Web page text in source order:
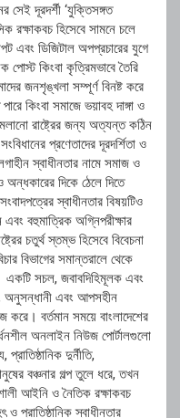
সেই দূরদর্শী ‘যুক্তিসঙ্গত
রক্ষাকবচ হিসেবে সামনে চলে
এবং ডিজিটাল অপপ্রচারের যুগে
পোস্ট কিংবা কৃত্রিমভাবে তৈরি
জনশৃঙ্খলা সম্পূর্ণ বিনষ্ট করে
কিংবা সমাজে ভয়াবহ দাঙ্গা ও
রাষ্ট্রের জন্য অত্যন্ত কঠিন
প্রণেতাদের দূরদর্শিতা ও
স্বাধীনতার নামে সমাজ ও
দিকে ঠেলে দিতে
স্বাধীনতার বিষয়টিও
বহুমাত্রিক অগ্নিপরীক্ষার
চতুর্থ স্তম্ভ হিসেবে বিবেচনা
বিভাগের সমান্তরালে থেকে
একটি সচল, জবাবদিহিমূলক এবং
অনুসন্ধানী এবং আপসহীন
করে। বর্তমান সময়ে বাংলাদেশের
অনলাইন নিউজ পোর্টালগুলো
দুর্নীতি,
বঞ্চনার গল্প তুলে ধরে, তখন
আইনি ও নৈতিক রক্ষাকবচ
প্রাতিষ্ঠানিক স্বাধীনতার